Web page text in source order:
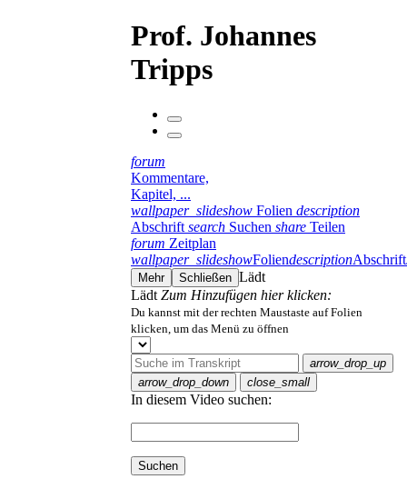
Prof. Johannes
Tripps
forum
Kommentare,
Kapitel, ...
wallpaper_slideshow Folien description
Abschrift search Suchen share Teilen
forum Zeitplan
wallpaper_slideshowFoliendescriptionAbschrift
Mehr Schließen Lädt
Lädt Zum Hinzufügen hier klicken:
Du kannst mit der rechten Maustaste auf Folien
klicken, um das Menü zu öffnen
arrow_drop_up
arrow_drop_down
close_small
In diesem Video suchen:
Suchen